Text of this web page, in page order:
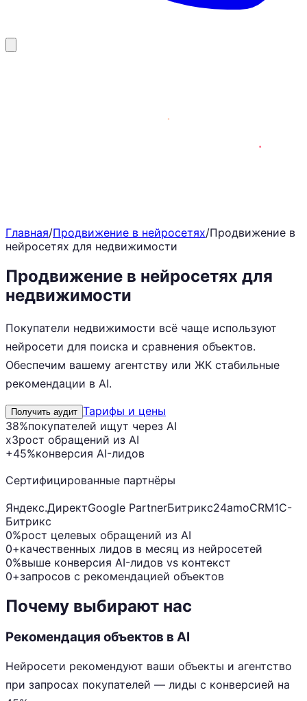
Главная/Продвижение в нейросетях/Продвижение в
нейросетях для недвижимости
Продвижение в нейросетях для
недвижимости
Покупатели недвижимости всё чаще используют
нейросети для поиска и сравнения объектов.
Обеспечим вашему агентству или ЖК стабильные
рекомендации в AI.
Получить аудит Тарифы и цены
38%покупателей ищут через AI
x3рост обращений из AI
+45%конверсия AI-лидов
Сертифицированные партнёры
Яндекс.ДиректGoogle PartnerБитрикс24amoCRM1С-
Битрикс
0%рост целевых обращений из AI
0+качественных лидов в месяц из нейросетей
0%выше конверсия AI-лидов vs контекст
0+запросов с рекомендацией объектов
Почему выбирают нас
Рекомендация объектов в AI
Нейросети рекомендуют ваши объекты и агентство
при запросах покупателей — лиды с конверсией на